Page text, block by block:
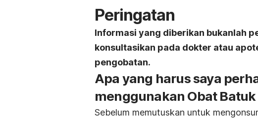
Peringatan
Informasi yang diberikan bukanlah
konsultasikan pada dokter atau
pengobatan.
Apa yang harus saya
menggunakan Obat
Sebelum memutuskan untuk